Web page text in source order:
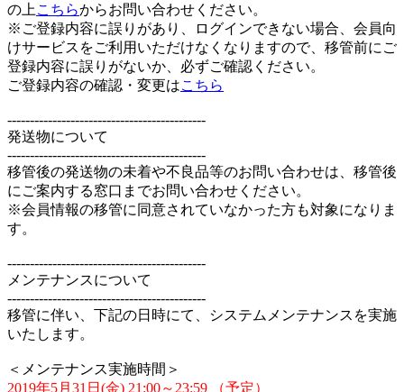
の上 こちらからお問い合わせください。
※ご登録内容に誤りがあり、ログインできない場合、会員向
けサービスをご利用いただけなくなりますので、移管前にご
登録内容に誤りがないか、必ずご確認ください。
ご登録内容の確認・変更はこちら
--------------------------------------------
発送物について
--------------------------------------------
移管後の発送物の未着や不良品等のお問い合わせは、移管後
にご案内する窓口までお問い合わせください。
※会員情報の移管に同意されていなかった方も対象になりま
す。
--------------------------------------------
メンテナンスについて
--------------------------------------------
移管に伴い、下記の日時にて、システムメンテナンスを実施
いたします。
＜メンテナンス実施時間＞
2019年5月31日(金) 21:00～23:59 （予定）